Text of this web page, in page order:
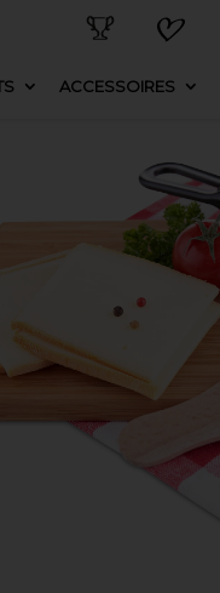
ACCESSOIRES